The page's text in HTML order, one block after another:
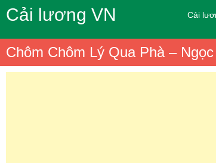
Cải lương VN Cải
Chôm Chôm Lý Qua Phà –